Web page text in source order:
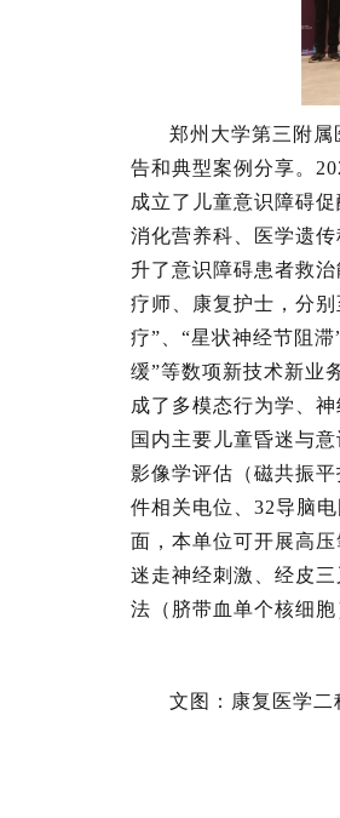
郑州大学第三附
告和典型案例分享。
成立了儿童意识障碍
消化营养科、医学遗
升了意识障碍患者救
疗师、康复护士，分
疗”、“星状神经节阻
缓”等数项新技术新业
成了多模态行为学、
国内主要儿童昏迷与
影像学评估（磁共振
件相关电位、32导脑
面，本单位可开展高
迷走神经刺激、经皮
法（脐带血单个核细胞
文图：康复医学二